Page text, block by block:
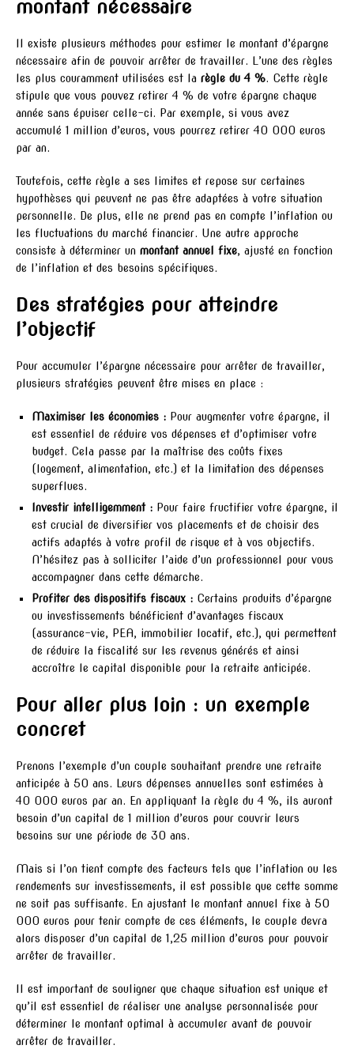
montant nécessaire
Il existe plusieurs méthodes pour estimer le montant d’épargne
nécessaire afin de pouvoir arrêter de travailler. L’une des règles
les plus couramment utilisées est la règle du 4 %. Cette règle
stipule que vous pouvez retirer 4 % de votre épargne chaque
année sans épuiser celle-ci. Par exemple, si vous avez
accumulé 1 million d’euros, vous pourrez retirer 40 000 euros
par an.
Toutefois, cette règle a ses limites et repose sur certaines
hypothèses qui peuvent ne pas être adaptées à votre situation
personnelle. De plus, elle ne prend pas en compte l’inflation ou
les fluctuations du marché financier. Une autre approche
consiste à déterminer un montant annuel fixe, ajusté en fonction
de l’inflation et des besoins spécifiques.
Des stratégies pour atteindre
l’objectif
Pour accumuler l’épargne nécessaire pour arrêter de travailler,
plusieurs stratégies peuvent être mises en place :
Maximiser les économies : Pour augmenter votre épargne, il
est essentiel de réduire vos dépenses et d’optimiser votre
budget. Cela passe par la maîtrise des coûts fixes
(logement, alimentation, etc.) et la limitation des dépenses
superflues.
Investir intelligemment : Pour faire fructifier votre épargne, il
est crucial de diversifier vos placements et de choisir des
actifs adaptés à votre profil de risque et à vos objectifs.
N’hésitez pas à solliciter l’aide d’un professionnel pour vous
accompagner dans cette démarche.
Profiter des dispositifs fiscaux : Certains produits d’épargne
ou investissements bénéficient d’avantages fiscaux
(assurance-vie, PEA, immobilier locatif, etc.), qui permettent
de réduire la fiscalité sur les revenus générés et ainsi
accroître le capital disponible pour la retraite anticipée.
Pour aller plus loin : un exemple
concret
Prenons l’exemple d’un couple souhaitant prendre une retraite
anticipée à 50 ans. Leurs dépenses annuelles sont estimées à
40 000 euros par an. En appliquant la règle du 4 %, ils auront
besoin d’un capital de 1 million d’euros pour couvrir leurs
besoins sur une période de 30 ans.
Mais si l’on tient compte des facteurs tels que l’inflation ou les
rendements sur investissements, il est possible que cette somme
ne soit pas suffisante. En ajustant le montant annuel fixe à 50
000 euros pour tenir compte de ces éléments, le couple devra
alors disposer d’un capital de 1,25 million d’euros pour pouvoir
arrêter de travailler.
Il est important de souligner que chaque situation est unique et
qu’il est essentiel de réaliser une analyse personnalisée pour
déterminer le montant optimal à accumuler avant de pouvoir
arrêter de travailler.